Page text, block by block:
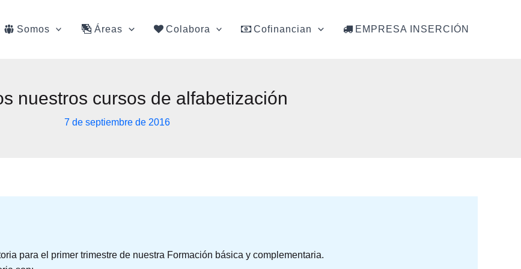
Somos Áreas Colabora Cofinancian EMPRESA INSERCIÓN
nuestros cursos de alfabetización
7 de septiembre de 2016
para el primer trimestre de nuestra Formación básica y complementaria.